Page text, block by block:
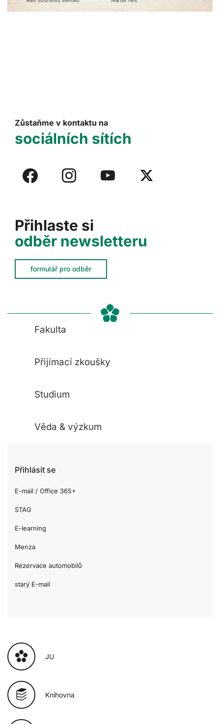
Přihlaste si
odběr newsletteru
formulář pro odběr
Zůstaňme v kontaktu na
sociálních sítích
Fakulta
Přijímací zkoušky
Studium
Věda & výzkum
Přihlásit se
E-mail / Office 365+
STAG
E-learning
Menza
Rezervace automobilů
starý E-mail
JU
Knihovna